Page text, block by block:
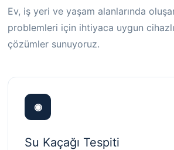
Ev, iş yeri ve yaşam alanlarında
problemleri için ihtiyaca uygun
çözümler sunuyoruz.
◉
Su Kaçağı Tespiti